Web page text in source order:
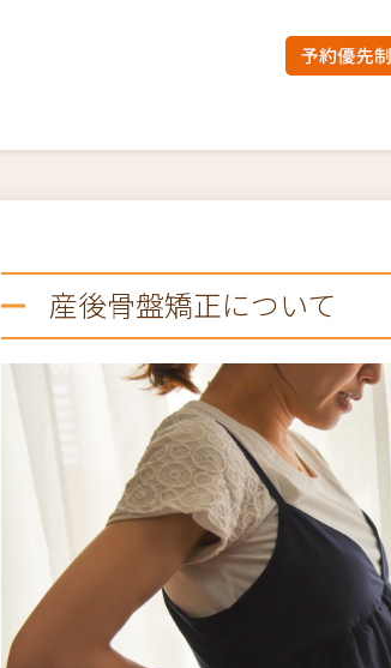
産後骨盤矯正について